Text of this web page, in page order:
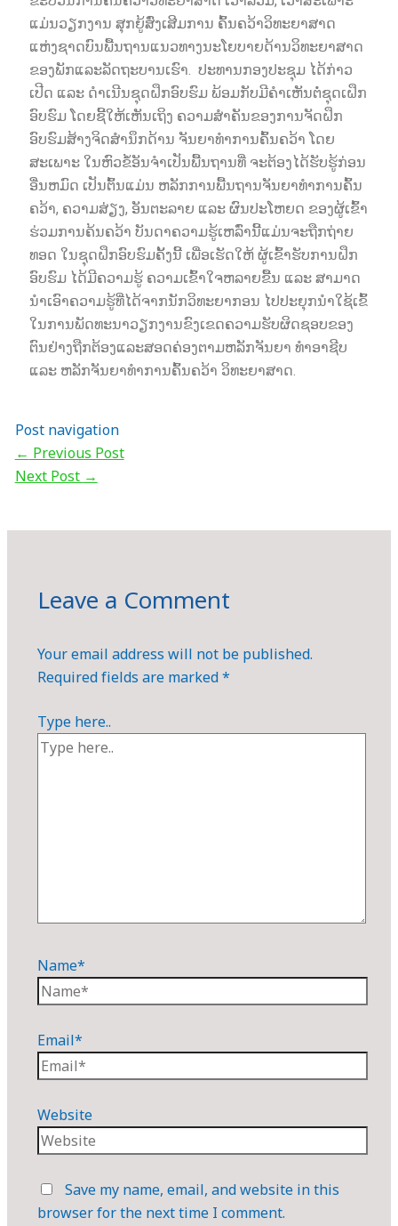
ແມ່ນວຽກງານ ສຸກຍູ້ສົ່ງເສີມການ ຄົ້ນຄວ້າວິທະຍາສາດ
ແຫ່ງຊາດບົນພື້ນຖານແນວທາງນະໂຍບາຍດ້ານວິທະຍາສາດ
ຂອງພັກແລະລັດຖະບານເຮົາ. ປະທານກອງປະຊຸມ ໄດ້ກ່າວ
ເປີດ ແລະ ດຳເນີນຊຸດຝຶກອົບຮົມ ພ້ອມກັບມີຄຳເຫັນຕໍ່ຊຸດເຝຶກ
ອົບຮົມ ໂດຍຊີ້ໃຫ້ເຫັນເຖິງ ຄວາມສຳຄັນຂອງການຈັດຝຶກ
ອົບຮົມສ້າງຈິດສຳນຶກດ້ານ ຈັນຍາທຳການຄົ້ນຄວ້າ ໂດຍ
ສະເພາະ ໃນຫົວຂໍ້ອັນຈຳເປັນພື້ນຖານທີ່ ຈະຕ້ອງໄດ້ຮັບຮູ້ກ່ອນ
ອື່ນຫມົດ ເປັນຕົ້ນແມ່ນ ຫລັກການພື້ນຖານຈັນຍາທຳການຄົ້ນ
ຄວ້າ, ຄວາມສ່ຽງ, ອັນຕະລາຍ ແລະ ຜົນປະໂຫຍດ ຂອງຜູ້ເຂົ້າ
ຮ່ວມການຄ້ນຄວ້າ ບັນດາຄວາມຮູ້ເຫລົ່ານີ້ແມ່ນຈະຖືກຖ່າຍ
ທອດ ໃນຊຸດຝຶກອົບຮົມຄັ້ງນີ້ ເພື່ອເຮັດໃຫ້ ຜູ້ເຂົ້າຮັບການຝຶກ
ອົບຮົມ ໄດ້ມີຄວາມຮູ້ ຄວາມເຂົ້າໃຈຫລາຍຂື້ນ ແລະ ສາມາດ
ນຳເອົາຄວາມຮູ້ທີ່ໄດ້ຈາກນັກວິທະຍາກອນ ໄປປະຍຸກນຳໃຊ້ເຂົ້
ໃນການພັດທະນາວຽກງານຂົງເຂດຄວາມຮັບຜິດຊອບຂອງ
ຕົນຢ່າງຖືກຕ້ອງແລະສອດຄ່ອງຕາມຫລັກຈັນຍາ ທຳອາຊີບ
ແລະ ຫລັກຈັນຍາທຳການຄົ້ນຄວ້າ ວິທະຍາສາດ.
Post navigation
← Previous Post
Next Post →
Leave a Comment
Your email address will not be published.
Required fields are marked*
Type here..
Name*
Email*
Website
Save my name, email, and website in this
browser for the next time I comment.